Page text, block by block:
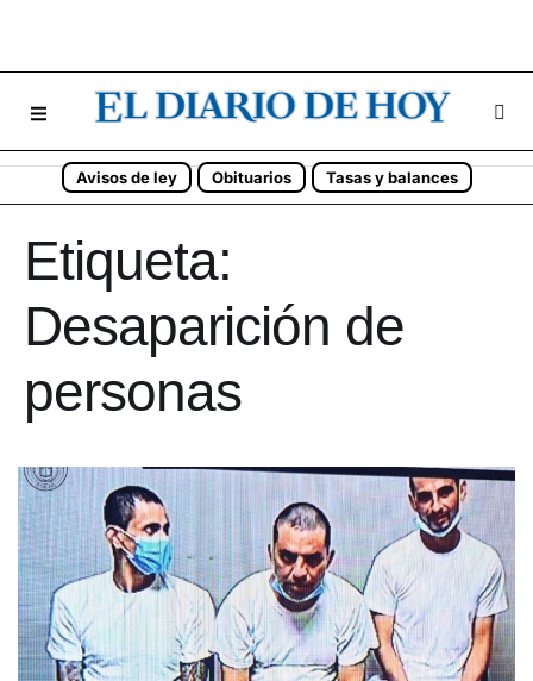
Avisos de ley Obituarios Tasas y balances
Etiqueta:
Desaparición de
personas